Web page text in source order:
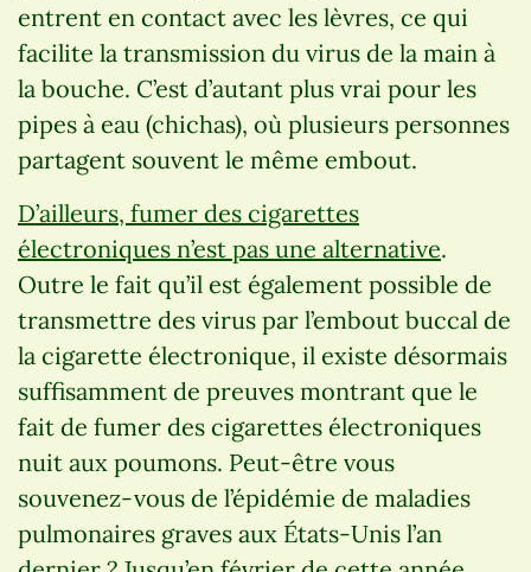
entrent en contact avec les lèvres, ce qui
facilite la transmission du virus de la main à
la bouche. C’est d’autant plus vrai pour les
pipes à eau (chichas), où plusieurs personnes
partagent souvent le même embout.
D’ailleurs, fumer des cigarettes
électroniques n’est pas une alternative.
Outre le fait qu’il est également possible de
transmettre des virus par l’embout buccal de
la cigarette électronique, il existe désormais
suffisamment de preuves montrant que le
fait de fumer des cigarettes électroniques
nuit aux poumons. Peut-être vous
souvenez-vous de l’épidémie de maladies
pulmonaires graves aux États-Unis l’an